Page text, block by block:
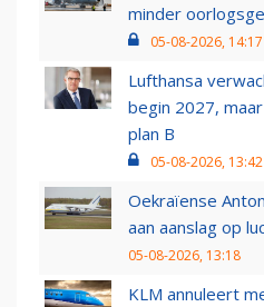
minder
05-08-2026, 14:17
Lufthansa
begin 2027,
plan B
05-08-2026, 13:42
Oekraïense
aan aanslag op
05-08-2026, 13:18
KLM annuleert